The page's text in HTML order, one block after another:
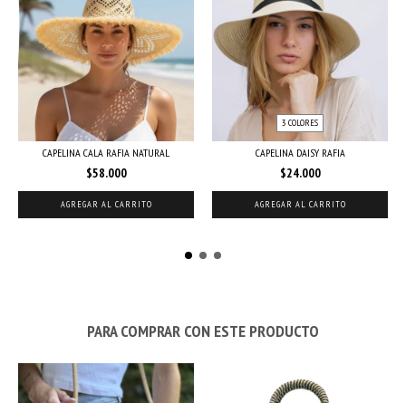
CAPELINA CALA RAFIA NATURAL
$58.000
AGREGAR AL CARRITO
3 COLORES
CAPELINA DAISY RAFIA
$24.000
AGREGAR AL CARRITO
PARA COMPRAR CON ESTE PRODUCTO